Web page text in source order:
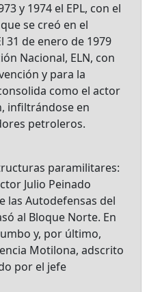
y 1974 el EPL, con el
se creó en el
31 de enero de 1979
Nacional, ELN, con
y para la
como el actor
infiltrándose en
petroleros.
paramilitares:
Julio Peinado
las Autodefensas del
al Bloque Norte. En
y, por último,
Motilona, adscrito
por el jefe